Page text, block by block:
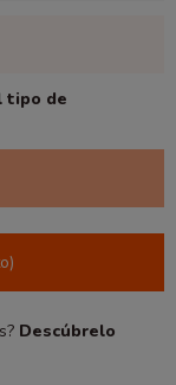
tipo de
Descúbrelo